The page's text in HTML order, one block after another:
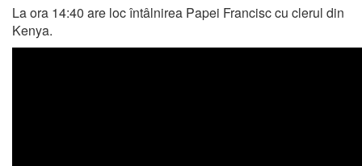
La ora 14:40 are loc întâlnirea Papei Francisc cu clerul din
Kenya.